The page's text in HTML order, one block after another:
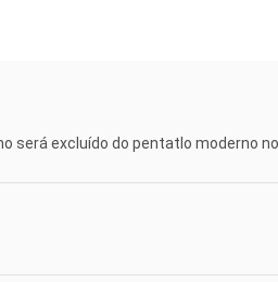
será excluído do pentatlo moderno